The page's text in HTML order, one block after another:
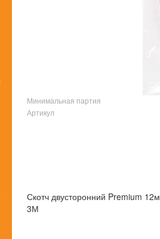
Минимальная партия
Артикул
Скотч двусторонний Premium
3М